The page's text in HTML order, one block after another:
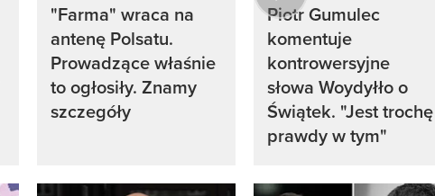
"Farma" wraca na
antenę Polsatu.
Prowadzące właśnie
to ogłosiły. Znamy
szczegóły
Piotr Gumulec
komentuje
kontrowersyjne
słowa Woydyłło o
Świątek. "Jest trochę
prawdy w tym"